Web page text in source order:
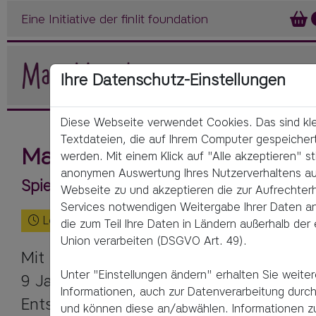
Eine Initiative der finlit foundation
Manno! Die Moneten-
Spielend lernen, was im Leben wirklich
Lesezeit:5 Minuten
Mit
9 Jahren, wie man mit Zeit und Geld
Entscheidungen trifft und Zufriedenheit
Ihre Datenschutz-Einstellungen
Diese Webseite verwendet Cookies. Das sind
Textdateien, die auf Ihrem Computer
werden. Mit einem Klick auf "Alle akzeptieren"
anonymen Auswertung Ihres Nutzerverhaltens
Webseite zu und akzeptieren die zur
Services notwendigen Weitergabe Ihrer Daten
die zum Teil Ihre Daten in Ländern außerhalb der
Union verarbeiten (DSGVO Art. 49).
Unter "Einstellungen ändern" erhalten Sie
Informationen, auch zur Datenverarbeitung
und können diese an/abwählen. Informationen